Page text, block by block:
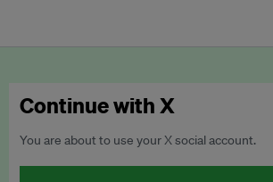
Continue with X
You are about to use your X social account.